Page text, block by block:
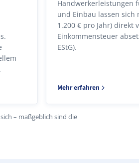
Handwerkerleistungen
und Einbau lassen sich
1.200 € pro Jahr) direkt
Einkommensteuer
EStG).
Mehr erfahren
– maßgeblich sind die